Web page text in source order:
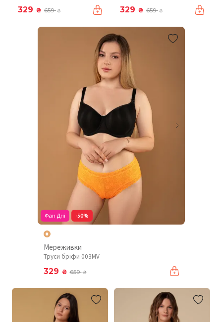
329 ₴ 659₴ 329 ₴ 659₴
Фан Дні -50%
Мереживки
Труси бріфи 003MV
329 ₴ 659₴